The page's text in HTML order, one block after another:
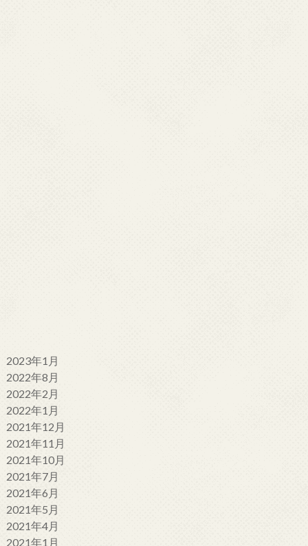
2023年1月
2022年8月
2022年2月
2022年1月
2021年12月
2021年11月
2021年10月
2021年7月
2021年6月
2021年5月
2021年4月
2021年1月